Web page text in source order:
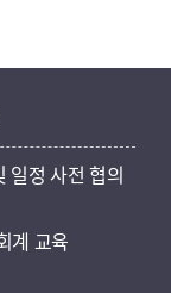
일정 사전 협의
계 교육